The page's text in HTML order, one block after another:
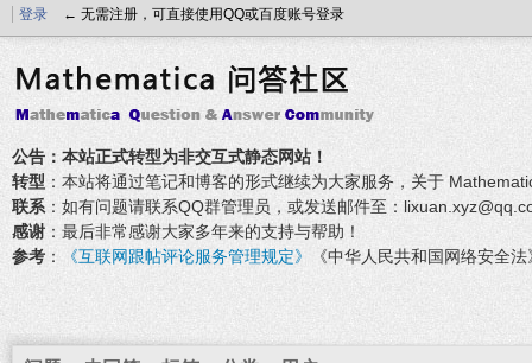
登录 ← 无需注册，可直接使用QQ或百度账号登录
公告：本站正式转型为非交互式静态网站！
转型 ：本站将通过笔记和博客的形式继续为大家服务，关于
联系 ：如有问题请联系QQ群管理员，或发送邮件至：
感谢 ：最后非常感谢大家多年来的支持与帮助！
参考 ： 《互联网跟帖评论服务管理规定》 《中华人民共和国网络安全